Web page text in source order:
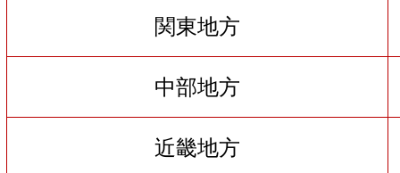
関東地方
中部地方
近畿地方